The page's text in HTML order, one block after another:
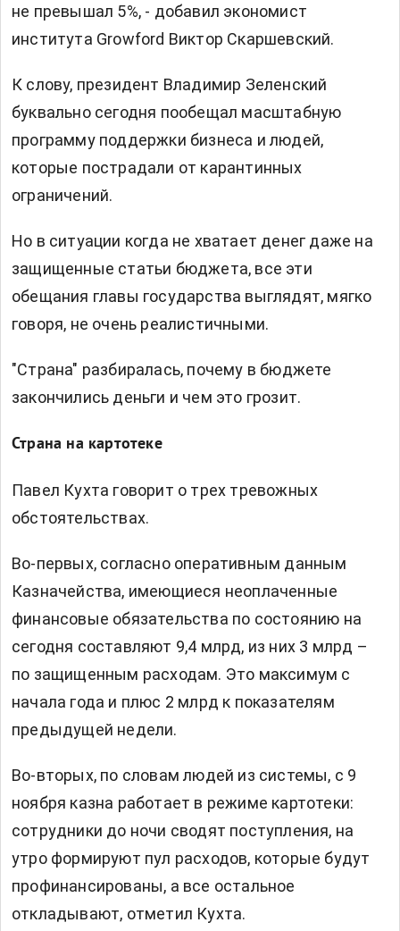
не превышал 5%, - добавил экономист
института Growford Виктор Скаршевский.
К слову, президент Владимир Зеленский
буквально сегодня пообещал масштабную
программу поддержки бизнеса и людей,
которые пострадали от карантинных
ограничений.
Но в ситуации когда не хватает денег даже на
защищенные статьи бюджета, все эти
обещания главы государства выглядят, мягко
говоря, не очень реалистичными.
"Страна" разбиралась, почему в бюджете
закончились деньги и чем это грозит.
Страна на картотеке
Павел Кухта говорит о трех тревожных
обстоятельствах.
Во-первых, согласно оперативным данным
Казначейства, имеющиеся неоплаченные
финансовые обязательства по состоянию на
сегодня составляют 9,4 млрд, из них 3 млрд –
по защищенным расходам. Это максимум с
начала года и плюс 2 млрд к показателям
предыдущей недели.
Во-вторых, по словам людей из системы, с 9
ноября казна работает в режиме картотеки:
сотрудники до ночи сводят поступления, на
утро формируют пул расходов, которые будут
профинансированы, а все остальное
откладывают, отметил Кухта.